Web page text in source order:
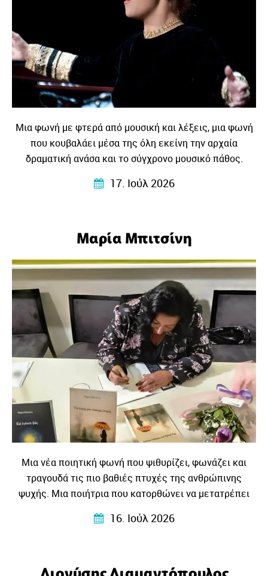
Μια φωνή με φτερά από μουσική και λέξεις, μια φωνή
που κουβαλάει μέσα της όλη εκείνη την αρχαία
δραματική ανάσα και το σύγχρονο μουσικό πάθος.
17. Ιούλ 2026
Μαρία Μπιτσίνη
Μια νέα ποιητική φωνή που ψιθυρίζει, φωνάζει και
τραγουδά τις πιο βαθιές πτυχές της ανθρώπινης
ψυχής. Μια ποιήτρια που κατορθώνει να μετατρέπει
στοχασμούς της σε στίχους που αγγίζουν, ταράζουν και
16. Ιούλ 2026